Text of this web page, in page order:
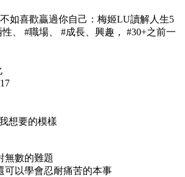
如喜歡贏過你自己：梅姬LU讀解人生5
、 #職場、 #成長、興趣， #30+之前一
想要的模樣
無數的難題
可以學會忍耐痛苦的本事